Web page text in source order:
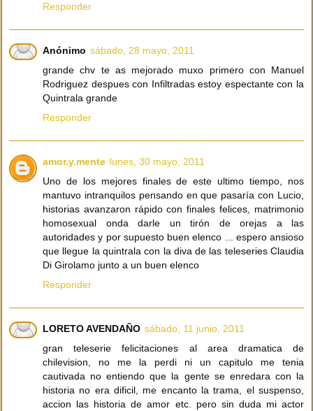
Responder
Anónimo sábado, 28 mayo, 2011
grande chv te as mejorado muxo primero con Manuel
Rodriguez despues con Infiltradas estoy espectante con la
Quintrala grande
Responder
amor.y.mente lunes, 30 mayo, 2011
Uno de los mejores finales de este ultimo tiempo, nos
mantuvo intranquilos pensando en que pasaría con Lucio,
historias avanzaron rápido con finales felices, matrimonio
homosexual onda darle un tirón de orejas a las
autoridades y por supuesto buen elenco ... espero ansioso
que llegue la quintrala con la diva de las teleseries Claudia
Di Girolamo junto a un buen elenco
Responder
LORETO AVENDAÑO sábado, 11 junio, 2011
gran teleserie felicitaciones al area dramatica de
chilevision, no me la perdi ni un capitulo me tenia
cautivada no entiendo que la gente se enredara con la
historia no era dificil, me encanto la trama, el suspenso,
accion las historia de amor etc. pero sin duda mi actor